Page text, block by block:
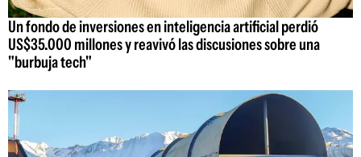
Un fondo de inversiones en inteligencia artificial perdió
US$35.000 millones y reavivó las discusiones sobre una
"burbuja tech"